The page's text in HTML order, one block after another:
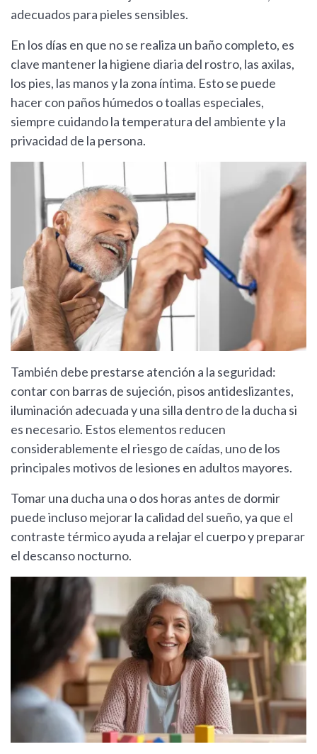
adecuados para pieles sensibles.
En los días en que no se realiza un baño completo, es
clave mantener la higiene diaria del rostro, las axilas,
los pies, las manos y la zona íntima. Esto se puede
hacer con paños húmedos o toallas especiales,
siempre cuidando la temperatura del ambiente y la
privacidad de la persona.
También debe prestarse atención a la seguridad:
contar con barras de sujeción, pisos antideslizantes,
iluminación adecuada y una silla dentro de la ducha si
es necesario. Estos elementos reducen
considerablemente el riesgo de caídas, uno de los
principales motivos de lesiones en adultos mayores.
Tomar una ducha una o dos horas antes de dormir
puede incluso mejorar la calidad del sueño, ya que el
contraste térmico ayuda a relajar el cuerpo y preparar
el descanso nocturno.